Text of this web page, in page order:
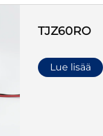
TJZ60RO
Lue lisää